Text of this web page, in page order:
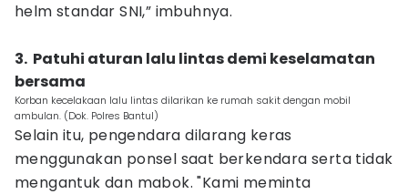
helm standar SNI,” imbuhnya.
3. ‎ Patuhi aturan lalu lintas demi keselamatan
bersama
Korban kecelakaan lalu lintas dilarikan ke rumah sakit dengan mobil
ambulan. (Dok. Polres Bantul)
Selain itu, pengendara dilarang keras
menggunakan ponsel saat berkendara serta tidak
mengantuk dan mabok. "Kami meminta